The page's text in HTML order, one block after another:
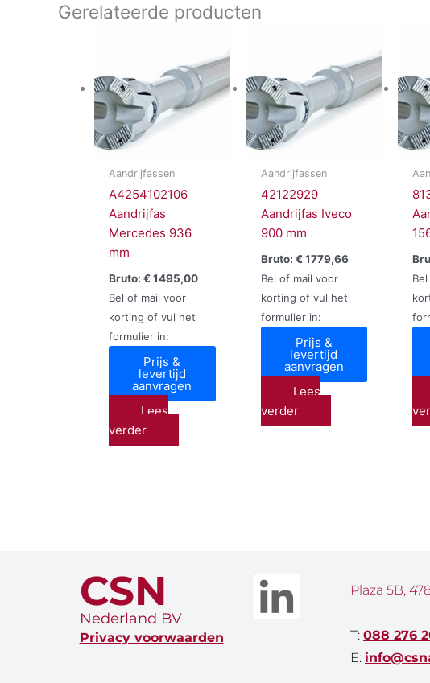
Gerelateerde producten
Aandrijfassen
A4254102106
Aandrijfas
Mercedes 936
mm
Bruto: €1495,00
Bel of mail voor
korting of vul het
formulier in:
Prijs &
levertijd
aanvragen
Lees
verder
Aandrijfassen
42122929
Aandrijfas Iveco
900 mm
Bruto: €1779,66
Bel of mail voor
korting of vul het
formulier in:
Prijs &
levertijd
aanvragen
Lees
verder
CSN
Nederland BV
Privacy voorwaarden
Plaza 5B,
T: 088 276
E: